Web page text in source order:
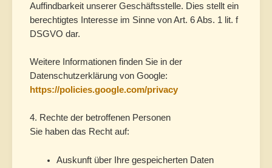
Auffindbarkeit unserer Geschäftsstelle. Dies stellt ein
berechtigtes Interesse im Sinne von Art. 6 Abs. 1 lit. f
DSGVO dar.
Weitere Informationen finden Sie in der
Datenschutzerklärung von Google:
https://policies.google.com/privacy
4. Rechte der betroffenen Personen
Sie haben das Recht auf:
Auskunft über Ihre gespeicherten Daten